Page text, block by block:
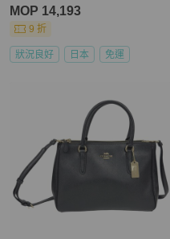
MOP 14,193
9 折
狀況良好 日本 免運